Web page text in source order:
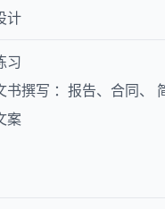
计
习
书撰写 ：报告、合同、
案